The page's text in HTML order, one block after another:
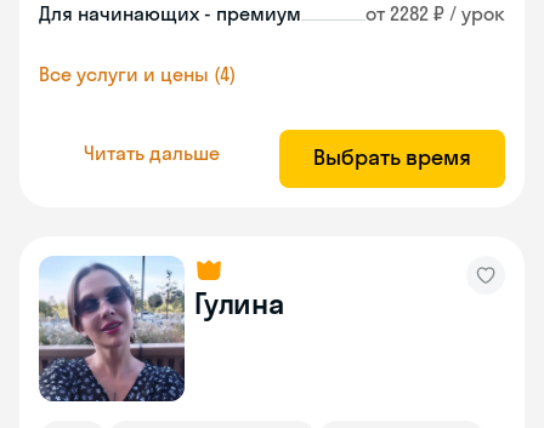
Для начинающих - премиум от 2282 ₽ / урок
Все услуги и цены (4)
Читать дальше Выбрать время
Гулина